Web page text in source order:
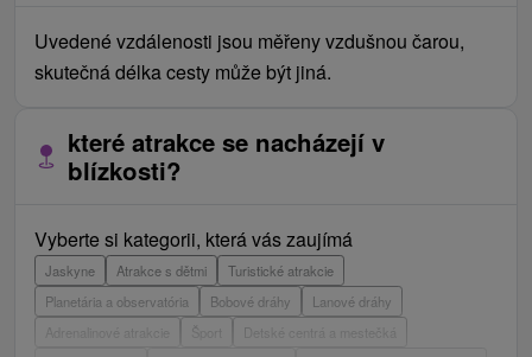
Uvedené vzdálenosti jsou měřeny vzdušnou čarou,
skutečná délka cesty může být jiná.
které atrakce se nacházejí v
blízkosti?
Vyberte si kategorii, která vás zaujímá
Jaskyne Atrakce s dětmi
Turistické atrakcie
Planetária a observatória
Bobové dráhy
Lanové dráhy
Adrenalinové atrakcie
Detské centrá a mestečká